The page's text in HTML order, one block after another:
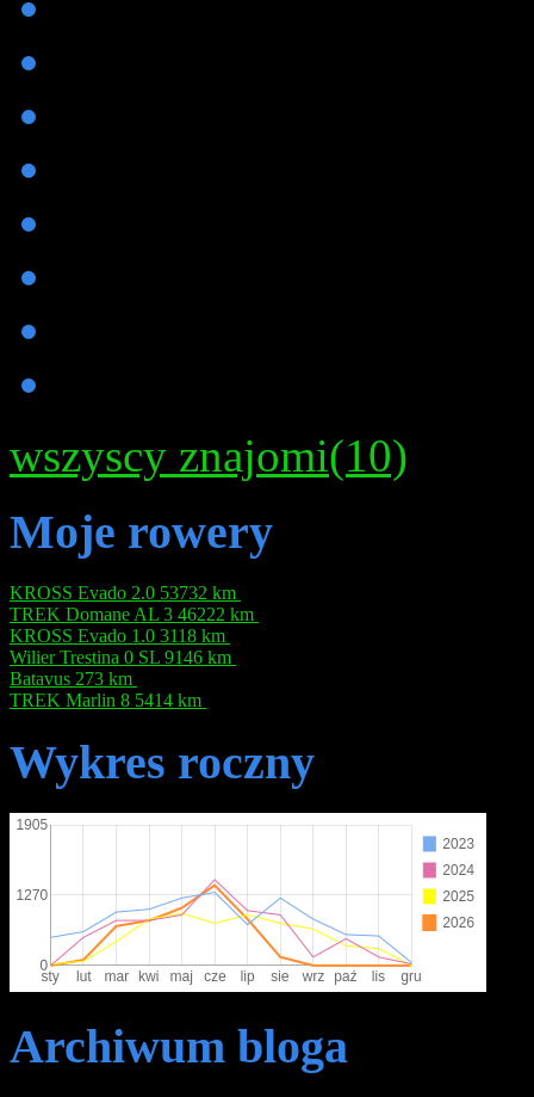
wszyscy znajomi(10)
Moje rowery
KROSS Evado 2.0 53732 km
TREK Domane AL 3 46222 km
KROSS Evado 1.0 3118 km
Wilier Trestina 0 SL 9146 km
Batavus 273 km
TREK Marlin 8 5414 km
Wykres roczny
Archiwum bloga